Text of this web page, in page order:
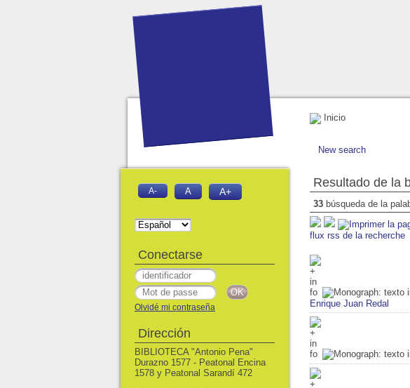
Inicio
New search
Resultado de la
33 búsqueda de la
flux rss de la recherche
Enrique Juan Redal
A- A A+
Conectarse
Olvidé mi contraseña
Dirección
BIBLIOTECA "Antonio Pena"
Durazno 1577 - Peatonal Encina
1578 y Peatonal Sarandí 472